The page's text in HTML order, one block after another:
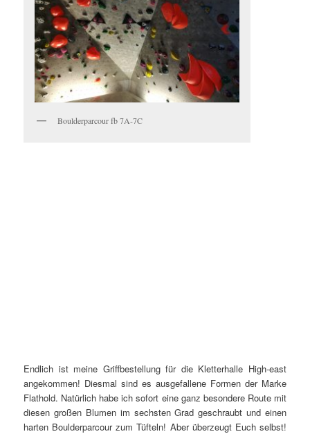
Boulderparcour fb 7A-7C
Endlich ist meine Griffbestellung für die Kletterhalle High-east
angekommen! Diesmal sind es ausgefallene Formen der Marke
Flathold. Natürlich habe ich sofort eine ganz besondere Route mit
diesen großen Blumen im sechsten Grad geschraubt und einen
harten Boulderparcour zum Tüfteln! Aber überzeugt Euch selbst!